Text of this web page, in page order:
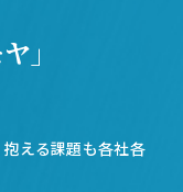
」
える課題も各社各